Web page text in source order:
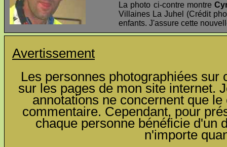
La photo ci-contre montre
Villaines La Juhel (Crédit
enfants. J'assure cette
Avertissement
Les personnes photographiées
sur les pages de mon site internet.
annotations ne concernent que
commentaire. Cependant, pour
chaque personne bénéficie d'un
n'importe